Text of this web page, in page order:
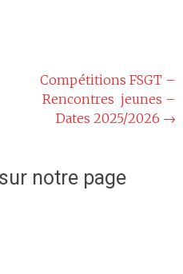
Compétitions FSGT –
Rencontres jeunes –
Dates 2025/2026 →
notre page